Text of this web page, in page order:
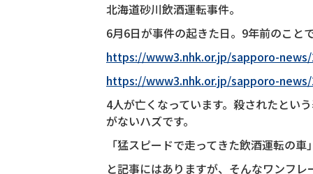
北海道砂川飲酒運転事件。
6月6日が事件の起きた日。9年前のこと
https://www3.nhk.or.jp/sapporo-news/
https://www3.nhk.or.jp/sapporo-news/
4人が亡くなっています。殺されたとい
がないハズです。
「猛スピードで走ってきた飲酒運転の
と記事にはありますが、そんなワンフ